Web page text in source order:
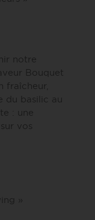
notre
Bouquet
fraîcheur,
du basilic au
: une
vos
»